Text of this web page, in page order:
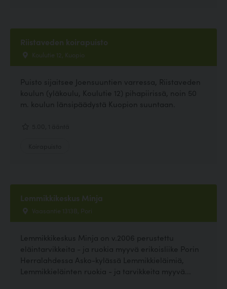
Riistaveden koirapuisto
Koulutie 12, Kuopio
Puisto sijaitsee Joensuuntien varressa, Riistaveden
koulun (yläkoulu, Koulutie 12) pihapiirissä, noin 50
m. koulun länsipäädystä Kuopion suuntaan.
Lemmikkikeskus Minja
Vaasantie 1313B, Pori
Lemmikkikeskus Minja on v.2006 perustettu
eläintarvikkeita - ja ruokia myyvä erikoisliike Porin
Herralahdessa Asko-kylässä Lemmikkieläimiä,
Lemmikkieläinten ruokia - ja tarvikkeita myyvä...